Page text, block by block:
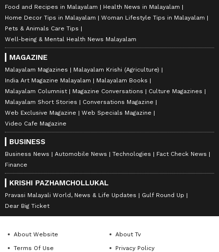
Food and Recipes in Malayalam
Health News in Malayalam
Home Decor Tips in Malayalam
Woman Lifestyle Tips in Malayalam
Pets & Animals Care Tips
Well-being & Mental Health News Malayalam
MAGAZINE
Malayalam Magazines
Malayalam Krishi (Agriculture)
India Art Magazine Malayalam
Malayalam Books
Malayalam Columnist
Magazine Conversations
Culture Magazines
Malayalam Short Stories
Conversations Magazine
Web Exclusive Magazine
Web Specials Magazine
Video Cafe Magazine
BUSINESS
Business News Automobile News Technologies
Fact Check News
Finance
KRISHI PAZHAMCHOLLUKAL
Pravasi Malayali World, News & Life Updates
Gulf Round Up
Dear Big Ticket
About Website
About Tv
Terms Of Use
Privacy Policy